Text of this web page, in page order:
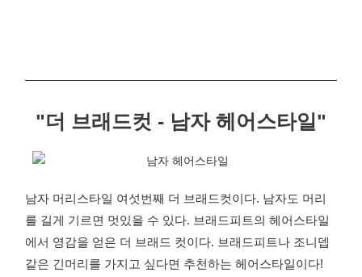
"더 브래드컷 - 남자 헤어스타일"
남자 머리스타일 여섯번째 더 브래드컷이다. 남자도 머리
를 길게 기르면 멋있을 수 있다. 브래드피트의 헤어스타일
에서 영감을 얻은 더 브래드 컷이다. 브래드피트나 조니뎁
같은 긴머리를 가지고 싶다면 추천하는 헤어스타일이다!